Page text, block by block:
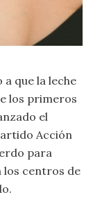
que la leche
los primeros
el
Acción
para
los centros de